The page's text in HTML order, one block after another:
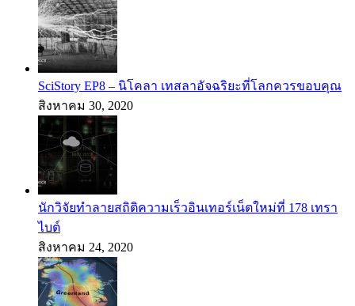
SciStory EP8 – นิโคลา เทสลาอัจฉริยะที่โลกควรขอบคุณ
สิงหาคม 30, 2020
นักวิจัยทำลายสถิติความเร็วอินเทอร์เน็ตใหม่ที่ 178 เทรา
ไบต์
สิงหาคม 24, 2020